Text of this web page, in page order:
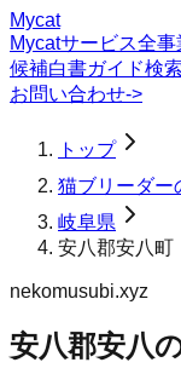
Mycat
Mycatサービス全事
候補白書ガイド検
お問い合わせ->
トップ
猫ブリーダー
岐阜県
安八郡安八町
nekomusubi.xyz
安八郡安八